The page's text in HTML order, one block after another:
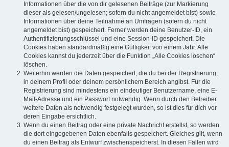
Informationen über die von dir gelesenen Beiträge (zur Markierung
dieser als gelesen/ungelesen; sofern du nicht angemeldet bist) sowie
Informationen über deine Teilnahme an Umfragen (sofern du nicht
angemeldet bist) gespeichert. Ferner werden deine Benutzer-ID, ein
Authentifizierungsschlüssel und eine Session-ID gespeichert. Die
Cookies haben standardmäßig eine Gültigkeit von einem Jahr. Alle
Cookies kannst du jederzeit über die Funktion „Alle Cookies löschen“
löschen.
Weiterhin werden die Daten gespeichert, die du bei der Registrierung,
in deinem Profil oder deinem persönlichem Bereich angibst. Für die
Registrierung sind mindestens ein eindeutiger Benutzername, eine E-
Mail-Adresse und ein Passwort notwendig. Wenn durch den Betreiber
weitere Daten als notwendig festgelegt wurden, so ist dies für dich vor
deren Eingabe ersichtlich.
Wenn du einen Beitrag oder eine private Nachricht erstellst, so werden
die dort eingegebenen Daten ebenfalls gespeichert. Gleiches gilt, wenn
du einen Beitrag als Entwurf zwischenspeicherst. In diesen Fällen wird